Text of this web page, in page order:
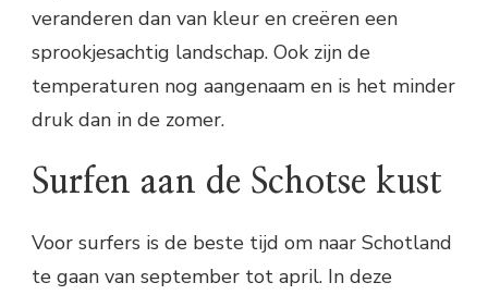
veranderen dan van kleur en creëren een
sprookjesachtig landschap. Ook zijn de
temperaturen nog aangenaam en is het minder
druk dan in de zomer.
Surfen aan de Schotse kust
Voor surfers is de beste tijd om naar Schotland
te gaan van september tot april. In deze